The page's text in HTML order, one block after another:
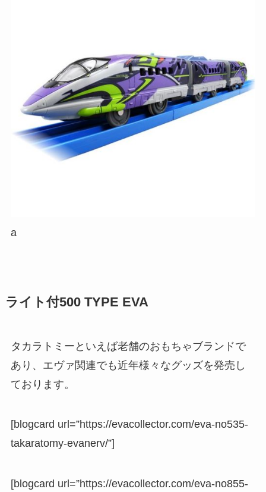
a
ライト付500 TYPE EVA
タカラトミーといえば老舗のおもちゃブランドで
あり、エヴァ関連でも近年様々なグッズを発売し
ております。
[blogcard url=”https://evacollector.com/eva-no535-
takaratomy-evanerv/”]
[blogcard url=”https://evacollector.com/eva-no855-